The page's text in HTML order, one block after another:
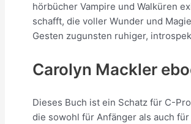
hörbücher Vampire und Walküren
schafft, die voller Wunder und
Gesten zugunsten ruhiger,
Carolyn Mackler
Dieses Buch ist ein Schatz für C-
die sowohl für Anfänger als auch